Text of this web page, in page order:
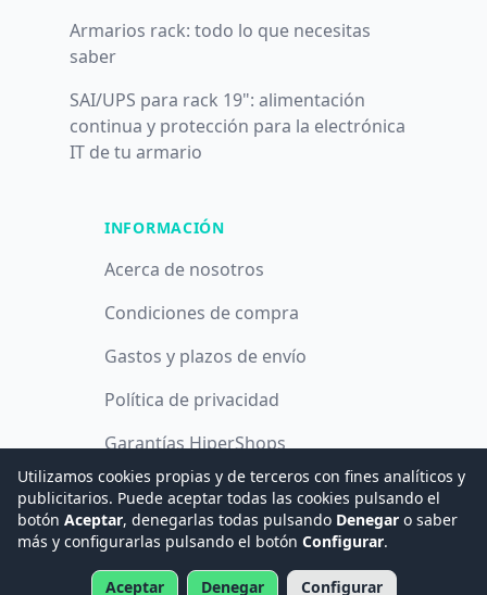
Armarios rack: todo lo que necesitas
saber
SAI/UPS para rack 19": alimentación
continua y protección para la electrónica
IT de tu armario
INFORMACIÓN
Acerca de nosotros
Condiciones de compra
Gastos y plazos de envío
Política de privacidad
Garantías HiperShops
Política de cookies
© 2008 -2026Hogar Digital e Inmótica Ingenieros, S.L.
Utilizamos cookies propias y de terceros con fines analíticos y
publicitarios. Puede aceptar todas las cookies pulsando el
botón Aceptar, denegarlas todas pulsando Denegar o saber
más y configurarlas pulsando el botón Configurar.
Aceptar Denegar Configurar